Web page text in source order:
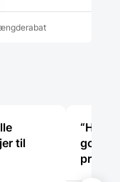
DKK.
til
“Har
god